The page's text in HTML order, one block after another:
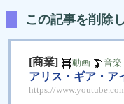
この記事を削除
[商業] 動画 音楽
アリス・ギア・
https://